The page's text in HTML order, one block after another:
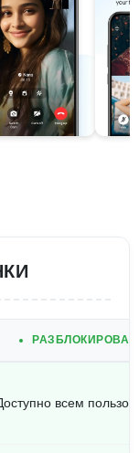
РАЗБЛОКИРОВАН
всем